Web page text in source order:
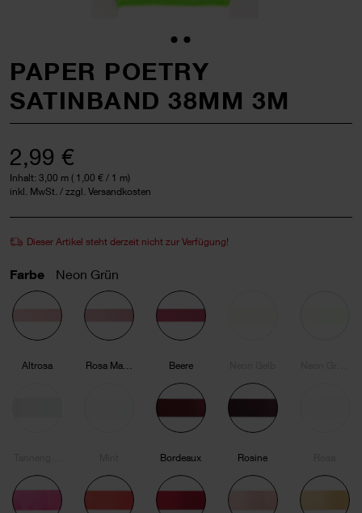
PAPER POETRY
SATINBAND 38MM 3M
2,99 €
Inhalt: 3,00 m ( 1,00 € / 1 m)
inkl. MwSt. / zzgl. Versandkosten
Dieser Artikel steht derzeit nicht zur Verfügung!
Farbe Neon Grün
Altrosa Rosa Mauve Beere
Bordeaux Rosine